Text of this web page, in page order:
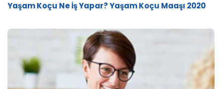
Yaşam Koçu Ne İş Yapar? Yaşam Koçu Maaşı 2020